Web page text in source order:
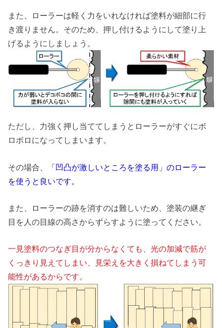
また、ローラーは軽く力をいれなければ塗料が細部に行
き渡りません。そのため、押し付けるようにして塗り上
げるようにしましょう。
ただし、力強く押し当ててしまうとローラーがすぐにボ
ロボロになってしまいます。
その場合、
「凹凸が激しいところを塗る用」のローラー
を使うと良いです。
また、ローラーの跡を消すのは難しいため、塗装の継ぎ
目を人の目線の高さからずらすように塗ってください。
一見塗料のつなぎ目が分からなくても、光の加減で筋が
くっきり見えてしまい、見栄えを大きく損ねてしまう可
能性があるからです。